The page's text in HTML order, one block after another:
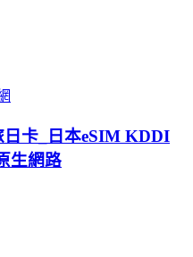
日卡_日本eSIM KDDI
生網路